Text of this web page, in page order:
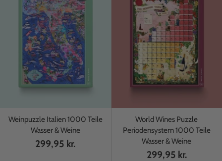
Weinpuzzle Italien 1000 Teile
Wasser & Weine
299,95 kr.
World Wines Puzzle
Periodensystem 1000 Teile
Wasser & Weine
299,95 kr.